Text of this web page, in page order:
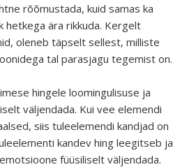
rõõmustada, kuid samas ka
hetkega ära rikkuda. Kergelt
oleneb täpselt sellest, milliste
tal parasjagu tegemist on.
hingele loomingulisuse ja
väljendada. Kui vee elemendi
siis tuleelemendi kandjad on
kandev hing leegitseb ja
füüsiliselt väljendada.